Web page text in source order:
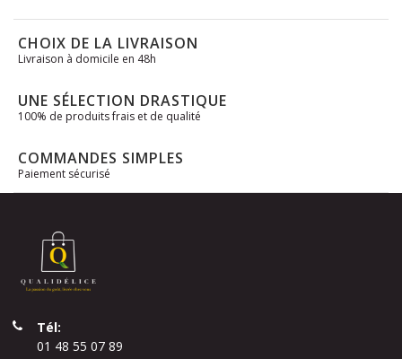
CHOIX DE LA LIVRAISON
Livraison à domicile en 48h
UNE SÉLECTION DRASTIQUE
100% de produits frais et de qualité
COMMANDES SIMPLES
Paiement sécurisé
Tél:
01 48 55 07 89